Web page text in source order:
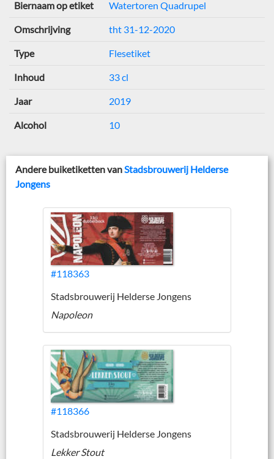
Biernaam op etiket Watertoren Quadrupel
Omschrijving tht 31-12-2020
Type Flesetiket
Inhoud 33 cl
Jaar 2019
Alcohol 10
Andere buiketiketten vanStadsbrouwerij Helderse
Jongens
#118363
Stadsbrouwerij Helderse Jongens
Napoleon
#118366
Stadsbrouwerij Helderse Jongens
Lekker Stout